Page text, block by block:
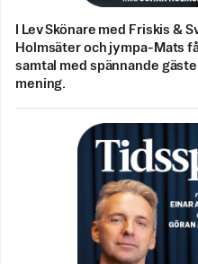
I Lev Skönare med Friskis &
Holmsäter och jympa-Mats
samtal med spännande
mening.